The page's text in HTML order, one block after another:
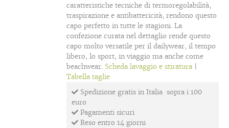
caratteristiche tecniche di termoregolabilità,
traspirazione e antibattericità, rendono questo
capo perfetto in tutte le stagioni. La
confezione curata nel dettaglio rende questo
capo molto versatile per il dailywear, il tempo
libero, lo sport, in viaggio ma anche come
beachwear. Scheda lavaggio e stiratura
Tabella taglie
Spedizione gratis in Italia sopra i 100
euro
Pagamenti sicuri
Reso entro 14 giorni